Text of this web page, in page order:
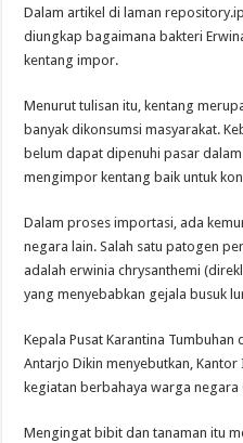
Dalam artikel di laman
diungkap bagaimana bakteri
kentang impor.
Menurut tulisan itu, kentang
banyak dikonsumsi masyarakat.
belum dapat dipenuhi pasar
mengimpor kentang baik untuk
Dalam proses importasi, ada
negara lain. Salah satu patogen
adalah erwinia chrysanthemi
yang menyebabkan gejala busuk
Kepala Pusat Karantina Tumbuhan
Antarjo Dikin menyebutkan,
kegiatan berbahaya warga negara
Mengingat bibit dan tanaman itu